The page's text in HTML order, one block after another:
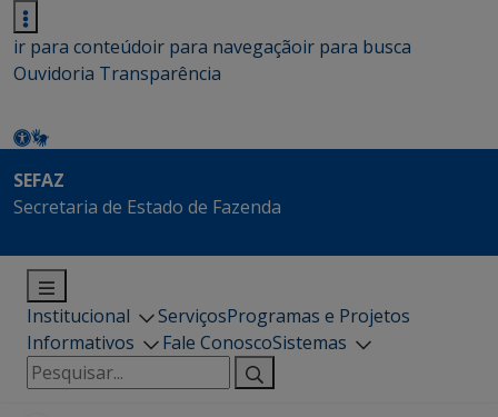
ir para conteúdoir para navegaçãoir para busca
Ouvidoria Transparência
SEFAZ
Secretaria de Estado de Fazenda
Institucional ServiçosProgramas e Projetos
Informativos
Fale ConoscoSistemas
Pesquisar
por: